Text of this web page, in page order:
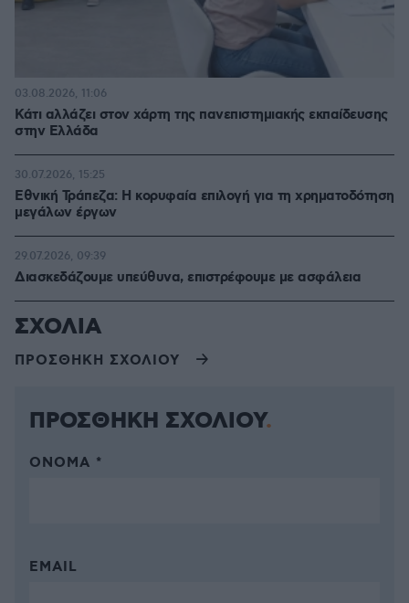
Κάτι αλλάζει στον χάρτη της πανεπιστημιακής εκπαίδευσης
στην Ελλάδα
03.08.2026, 11:06
Εθνική Τράπεζα: Η κορυφαία επιλογή για τη χρηματοδότηση
μεγάλων έργων
30.07.2026, 15:25
Διασκεδάζουμε υπεύθυνα, επιστρέφουμε με ασφάλεια
29.07.2026, 09:39
ΣΧΟΛΙΑ
ΠΡΟΣΘΗΚΗ ΣΧΟΛΙΟΥ
ΠΡΟΣΘΗΚΗ ΣΧΟΛΙΟΥ
ΌΝΟΜΑ *
EMAIL